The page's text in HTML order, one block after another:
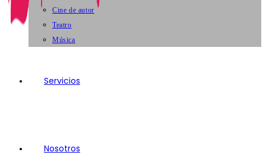
Cine de autor
Teatro
Música
Servicios
Nosotros